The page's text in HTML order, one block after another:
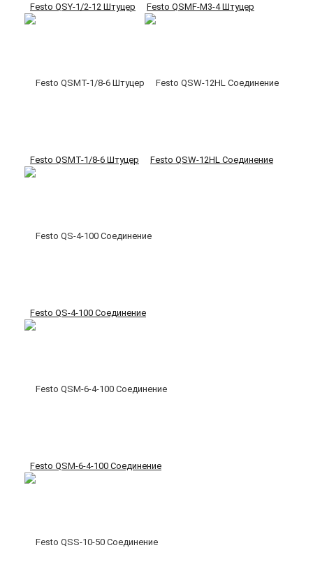
Festo QSY-1/2-12 Штуцер Festo QSMF-M3-4 Штуцер
Festo QSMT-1/8-6 Штуцер Festo QSW-12HL Соединение
Festo QS-4-100 Соединение
Festo QSM-6-4-100 Соединение